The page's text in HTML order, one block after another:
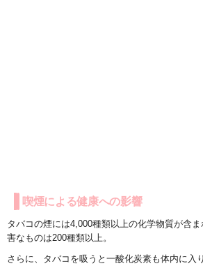
喫煙による健康への影響
タバコの煙には4,000種類以上の化学物質が含
害なものは200種類以上。
さらに、タバコを吸うと一酸化炭素も体内に入